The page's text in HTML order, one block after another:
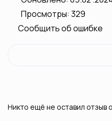
Просмотры: 329
Сообщить об ошибке
Никто ещё не оставил отзыв